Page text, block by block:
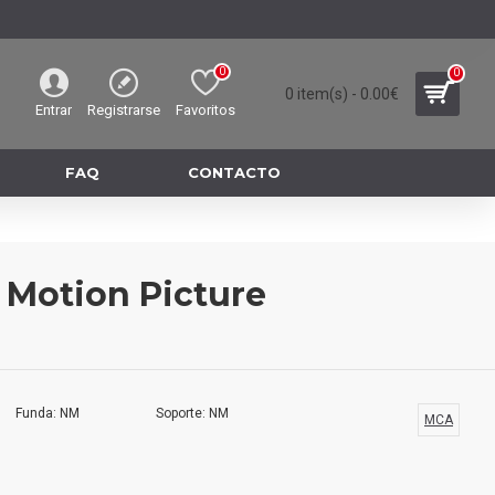
Entrar Registrarse Favoritos
0
0 item(s) - 0.00€
0
FAQ CONTACTO
Motion Picture
Funda: NM Soporte: NM MCA